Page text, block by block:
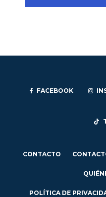
FACEBOOK
CONTACTO
POLÍTICA DE